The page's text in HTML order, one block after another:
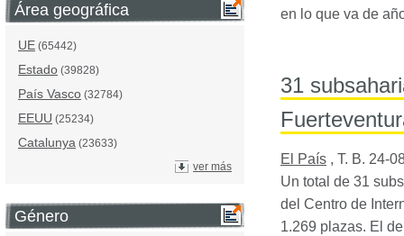
Área geográfica
UE (65442)
Estado (39828)
País Vasco (32784)
EEUU (25234)
Catalunya (23633)
ver más
Género
en lo que va de
31
El País , T. B. 24-
Un total de 31
del Centro de
1.269 plazas. El